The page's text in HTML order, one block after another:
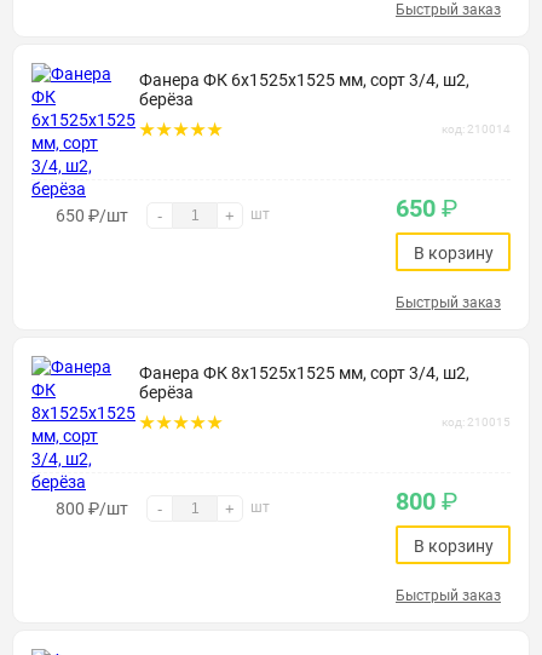
Быстрый заказ
Фанера ФК 6х1525х1525 мм, сорт 3/4, ш2,
берёза
код: 210014
650 ₽/шт - + шт 650 ₽
В корзину
Быстрый заказ
Фанера ФК 8х1525х1525 мм, сорт 3/4, ш2,
берёза
код: 210015
800 ₽/шт - + шт 800 ₽
В корзину
Быстрый заказ